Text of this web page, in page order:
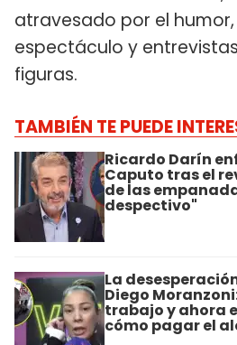
atravesado por el
espectáculo y
figuras.
TAMBIÉN TE PUEDE
Ricardo Darín
Caputo tras el
de las
despectivo"
La
Diego
trabajo y ahora
cómo pagar el